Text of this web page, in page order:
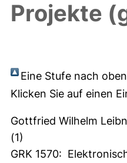
Projekte
Eine Stufe nach oben
Klicken Sie auf einen
Gottfried Wilhelm
(1)
GRK 1570: